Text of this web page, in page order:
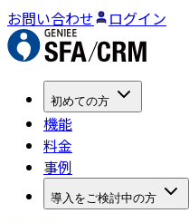
お問い合わせ ログイン
初めての方
機能
料金
事例
導入をご検討中の方